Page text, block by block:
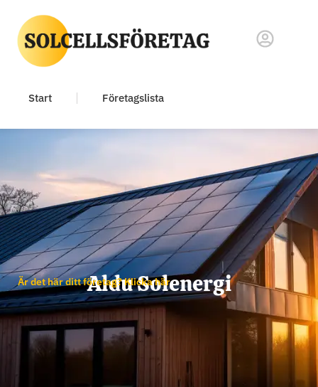
Start Företagslista
Aldu Solenergi
Är det här ditt företag? Klicka här